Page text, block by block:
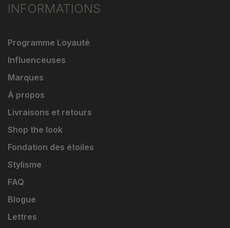
INFORMATIONS
Programme Loyauté
Influenceuses
Marques
À propos
Livraisons et retours
Shop the look
Fondation des étoiles
Stylisme
FAQ
Blogue
Lettres